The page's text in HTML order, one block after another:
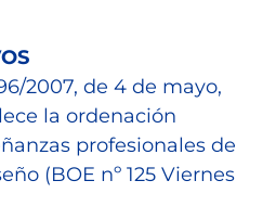
2007, de 4 de mayo,
la ordenación
profesionales de
(BOE nº 125 Viernes